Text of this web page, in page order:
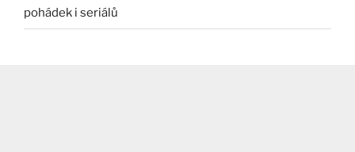
pohádek i seriálů